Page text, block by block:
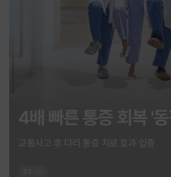
4배 빠른 통증 회복 '
교통사고 후 다리 통증 치료 효과 입증